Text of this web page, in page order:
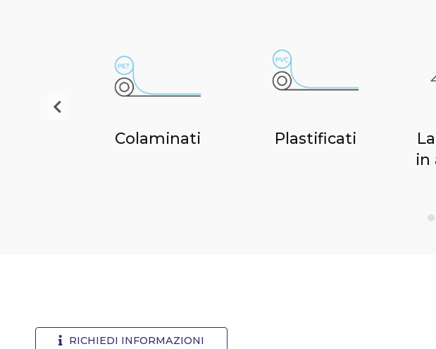
Colaminati Plastificati
in
RICHIEDI INFORMAZIONI